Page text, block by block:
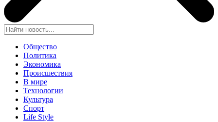
Общество
Политика
Экономика
Происшествия
В мире
Технологии
Культура
Спорт
Life Style